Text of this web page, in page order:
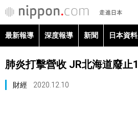
最新報導 深度報導 新聞 日本資
肺炎打擊營收 JR北海道廢止
財經 2020.12.10